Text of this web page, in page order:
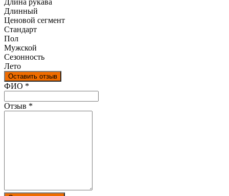
Длинный
Ценовой сегмент
Стандарт
Пол
Мужской
Сезонность
Лето
Оставить отзыв
Ваш отзыв был отправлен!
ФИО *
Отзыв *